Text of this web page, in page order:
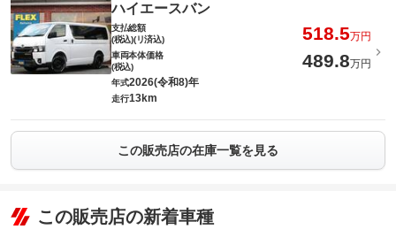
ハイエースバン
支払総額
(税込)(リ済込)
518.5万円
車両本体価格
(税込)
489.8万円
年式2026(令和8)年
走行13km
この販売店の在庫一覧を見る
この販売店の新着車種